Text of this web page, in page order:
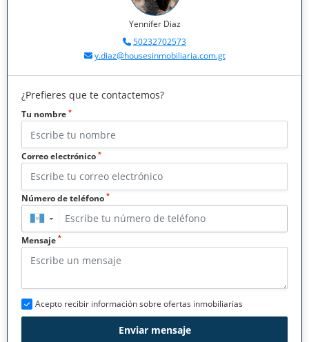
Yennifer Diaz
50232702573
y.diaz@housesinmobiliaria.com.gt
¿Prefieres que te contactemos?
Tu nombre *
Correo electrónico *
Número de teléfono *
▼
Mensaje *
Acepto recibir información sobre ofertas inmobiliarias
Enviar mensaje